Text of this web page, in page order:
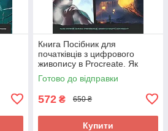
Книга Посібник для
початківців з цифрового
живопису в Procreate. Як
малювати зображення на
iPad 307840
Готово до відправки
572 ₴ 650 ₴
Купити